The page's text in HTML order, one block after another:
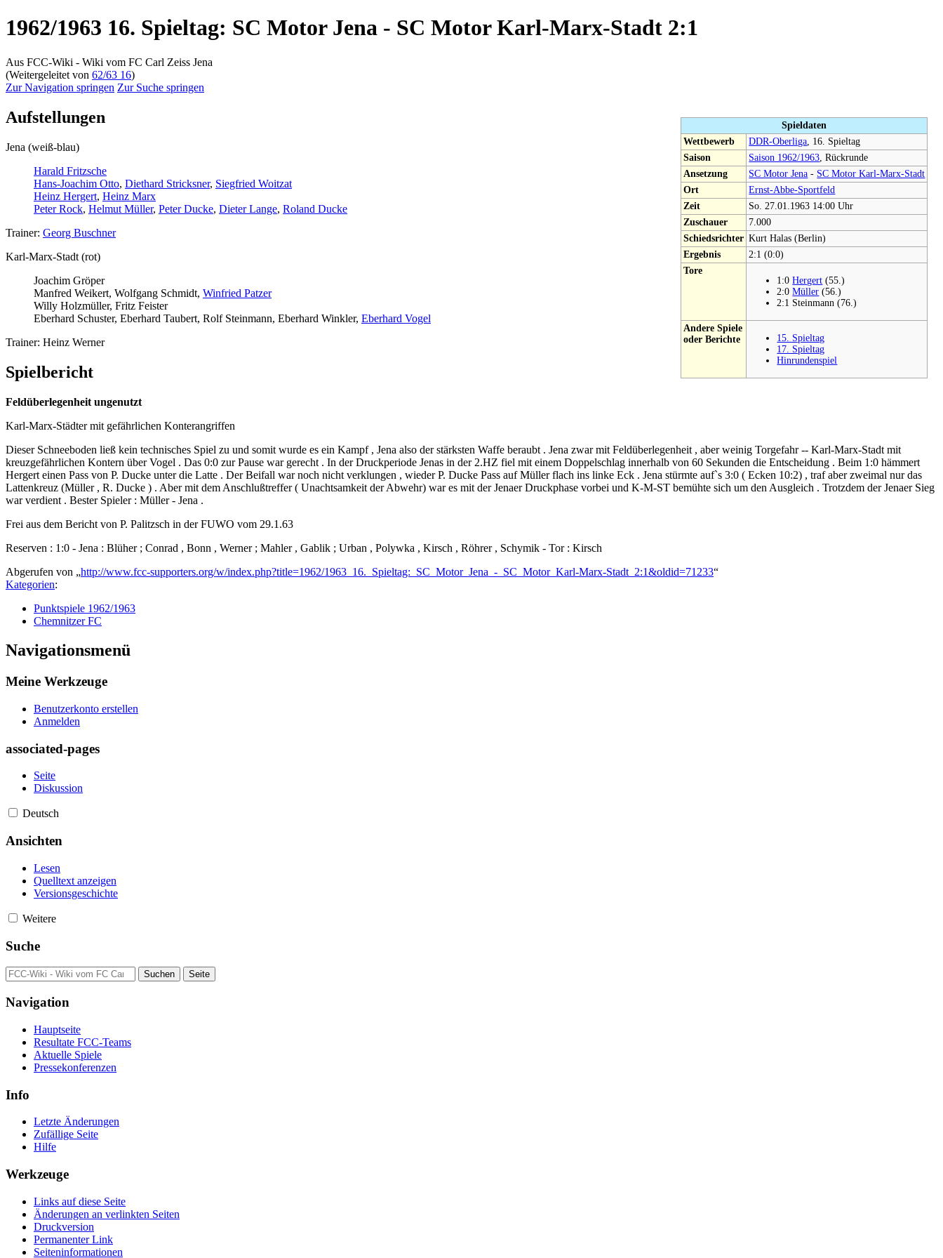
1962/1963 16. Spieltag: SC Motor Jena - SC Motor Karl-Marx-Stadt 2:1
Aus FCC-Wiki - Wiki vom FC Carl Zeiss Jena
(Weitergeleitet von 62/63 16)
Zur Navigation springen Zur Suche springen
Spieldaten
Wettbewerb
DDR-Oberliga, 16. Spieltag
Saison
Saison 1962/1963, Rückrunde
Ansetzung
SC Motor Jena - SC Motor Karl-Marx-Stadt
Ort
Ernst-Abbe-Sportfeld
Zeit
So. 27.01.1963 14:00 Uhr
Zuschauer
7.000
Schiedsrichter Kurt Halas (Berlin)
Ergebnis
2:1 (0:0)
Tore
1:0Hergert (55.)
2:0Müller (56.)
2:1 Steinmann (76.)
Andere Spiele
oder Berichte
15. Spieltag
17. Spieltag
Hinrundenspiel
Aufstellungen
Jena (weiß-blau)
Harald Fritzsche
Hans-Joachim Otto, Diethard Stricksner, Siegfried Woitzat
Heinz Hergert, Heinz Marx
Peter Rock, Helmut Müller, Peter Ducke, Dieter Lange, Roland Ducke
Trainer: Georg Buschner
Karl-Marx-Stadt (rot)
Joachim Gröper
Manfred Weikert, Wolfgang Schmidt, Winfried Patzer
Willy Holzmüller, Fritz Feister
Eberhard Schuster, Eberhard Taubert, Rolf Steinmann, Eberhard Winkler, Eberhard Vogel
Trainer: Heinz Werner
Spielbericht
Feldüberlegenheit ungenutzt
Karl-Marx-Städter mit gefährlichen Konterangriffen
Dieser Schneeboden ließ kein technisches Spiel zu und somit wurde es ein Kampf , Jena also der stärksten Waffe beraubt . Jena zwar mit Feldüberlegenheit , aber weinig Torgefahr -- Karl-Marx-Stadt mit
kreuzgefährlichen Kontern über Vogel . Das 0:0 zur Pause war gerecht . In der Druckperiode Jenas in der 2.HZ fiel mit einem Doppelschlag innerhalb von 60 Sekunden die Entscheidung . Beim 1:0 hämmert
Hergert einen Pass von P. Ducke unter die Latte . Der Beifall war noch nicht verklungen , wieder P. Ducke Pass auf Müller flach ins linke Eck . Jena stürmte auf`s 3:0 ( Ecken 10:2) , traf aber zweimal nur das
Lattenkreuz (Müller , R. Ducke ) . Aber mit dem Anschlußtreffer ( Unachtsamkeit der Abwehr) war es mit der Jenaer Druckphase vorbei und K-M-ST bemühte sich um den Ausgleich . Trotzdem der Jenaer Sieg
war verdient . Bester Spieler : Müller - Jena .
Frei aus dem Bericht von P. Palitzsch in der FUWO vom 29.1.63
Reserven : 1:0 - Jena : Blüher ; Conrad , Bonn , Werner ; Mahler , Gablik ; Urban , Polywka , Kirsch , Röhrer , Schymik - Tor : Kirsch
Abgerufen von „http://www.fcc-supporters.org/w/index.php?title=1962/1963_16._Spieltag:_SC_Motor_Jena_-_SC_Motor_Karl-Marx-Stadt_2:1&oldid=71233“
Kategorien:
Punktspiele 1962/1963
Chemnitzer FC
Navigationsmenü
Meine Werkzeuge
Benutzerkonto erstellen
Anmelden
associated-pages
Seite
Diskussion
Deutsch
Ansichten
Lesen
Quelltext anzeigen
Versionsgeschichte
Weitere
Suche
Navigation
Hauptseite
Resultate FCC-Teams
Aktuelle Spiele
Pressekonferenzen
Info
Letzte Änderungen
Zufällige Seite
Hilfe
Werkzeuge
Links auf diese Seite
Änderungen an verlinkten Seiten
Druckversion
Permanenter Link
Seiten­­informationen